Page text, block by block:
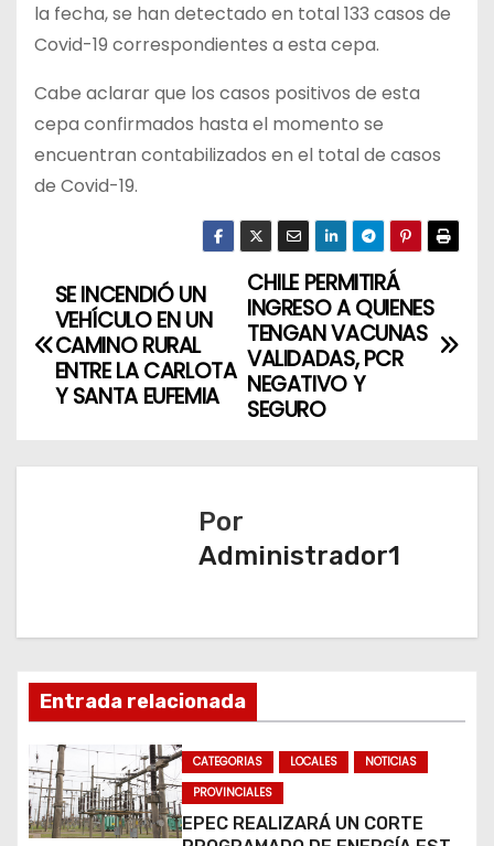
la fecha, se han detectado en total 133 casos de
Covid-19 correspondientes a esta cepa.
Cabe aclarar que los casos positivos de esta
cepa confirmados hasta el momento se
encuentran contabilizados en el total de casos
de Covid-19.
N
a
g
n
d
e
CHILE PERMITIRÁ
INGRESO A QUIENES
TENGAN VACUNAS
VALIDADAS, PCR
NEGATIVO Y
SEGURO
SE INCENDIÓ UN
VEHÍCULO EN UN
CAMINO RURAL
ENTRE LA CARLOTA
Y SANTA EUFEMIA
Por
Administrador1
Entrada relacionada
CATEGORIAS LOCALES
NOTICIAS
PROVINCIALES
EPEC REALIZARÁ UN CORTE